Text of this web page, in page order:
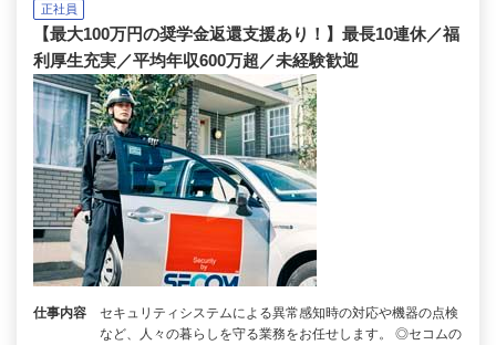
正社員
【最大100万円の奨学金返還支援あり！】最長10連休／福
利厚生充実／平均年収600万超／未経験歓迎
仕事内容
セキュリティシステムによる異常感知時の対応や機器の点検
など、人々の暮らしを守る業務をお任せします。 ◎セコムの